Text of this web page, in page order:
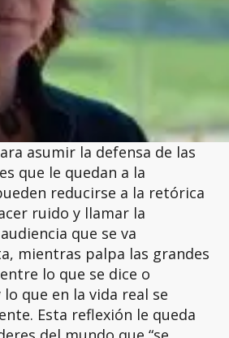
asumir la defensa de las
que le quedan a la
reducirse a la retórica
ruido y llamar la
que se va
mientras palpa las grandes
lo que se dice o
que en la vida real se
Esta reflexión le queda